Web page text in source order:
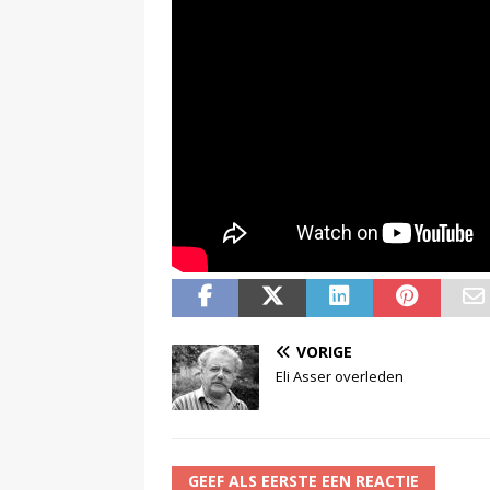
VORIGE
Eli Asser overleden
GEEF ALS EERSTE EEN REACTIE